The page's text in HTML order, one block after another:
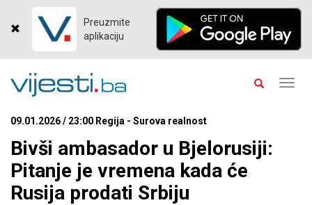
Preuzmite
aplikaciju
09.01.2026 / 23:00 Regija - Surova realnost
Bivši ambasador u Bjelorusiji:
Pitanje je vremena kada će
Rusija prodati Srbiju